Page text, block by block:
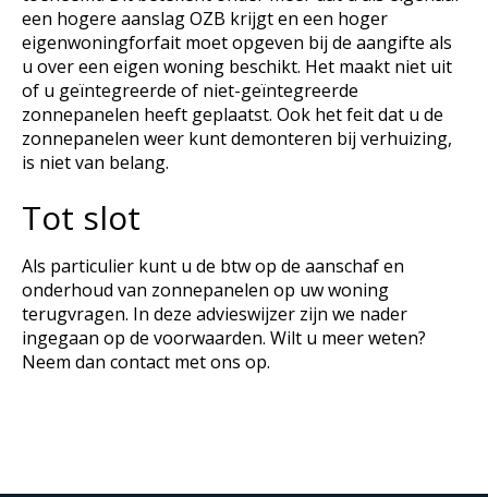
een hogere aanslag OZB krijgt en een hoger
eigenwoningforfait moet opgeven bij de aangifte als
u over een eigen woning beschikt. Het maakt niet uit
of u geïntegreerde of niet-geïntegreerde
zonnepanelen heeft geplaatst. Ook het feit dat u de
zonnepanelen weer kunt demonteren bij verhuizing,
is niet van belang.
Tot slot
Als particulier kunt u de btw op de aanschaf en
onderhoud van zonnepanelen op uw woning
terugvragen. In deze advieswijzer zijn we nader
ingegaan op de voorwaarden. Wilt u meer weten?
Neem dan contact met ons op.